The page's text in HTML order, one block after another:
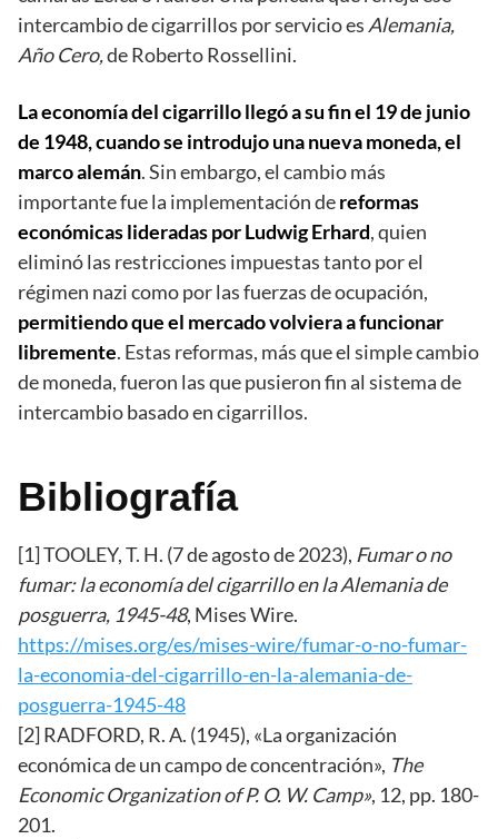
intercambio de cigarrillos por servicio esAlemania,
Año Cero,de Roberto Rossellini.
La economía del cigarrillo llegó a su fin el 19 de junio
de 1948, cuando se introdujo una nueva moneda, el
marco alemán. Sin embargo, el cambio más
importante fue la implementación dereformas
económicas lideradas por Ludwig Erhard, quien
eliminó las restricciones impuestas tanto por el
régimen nazi como por las fuerzas de ocupación,
permitiendo que el mercado volviera a funcionar
libremente. Estas reformas, más que el simple cambio
de moneda, fueron las que pusieron fin al sistema de
intercambio basado en cigarrillos.
Bibliografía
[1] TOOLEY, T. H. (7 de agosto de 2023), Fumar o no
fumar: la economía del cigarrillo en la Alemania de
posguerra, 1945-48, Mises Wire.
https://mises.org/es/mises-wire/fumar-o-no-fumar-
la-economia-del-cigarrillo-en-la-alemania-de-
posguerra-1945-48
[2] RADFORD, R. A. (1945), «La organización
económica de un campo de concentración», The
Economic Organization of P. O. W. Camp», 12, pp. 180-
201.